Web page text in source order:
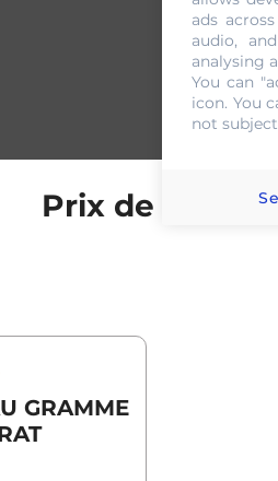
Prix de l'or au
GRAMME
ads
audio,
analysing
You can
icon. You
not